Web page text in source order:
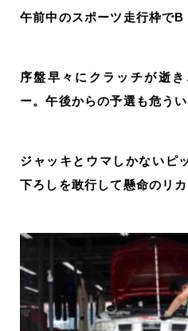
午前中のスポーツ走行枠でB
序盤早々にクラッチが逝
ー。午後からの予選も危うい
ジャッキとウマしかないピ
下ろしを敢行して懸命のリカ